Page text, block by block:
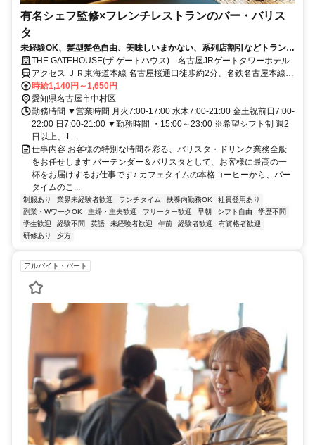
有名シェフ監修×フレンチレストランのバー・バリス
タ
未経験OK、髪型髪色自由、美味しいまかない、系列店割引などトランジ
ットならではの厚待遇♪丁寧な研修で安心してスタート！東京・表参道で
連日予約が埋まるモダンフレンチ『L’AS（ラス）』の兼子大輔シェフが
監修！名古屋JRゲートタワーホテル内のスタイリッシュなオールデイダ
イニング『THE GATEHOUSE』にて、こだわりのコーヒーと洗練された
サービスを提供しませんか？
THE GATEHOUSE(ザ ゲートハウス) 名古屋JRゲートタワーホテル
アクセス ＪＲ東海道本線 名古屋桜通口徒歩約2分、名鉄名古屋本線/
名鉄空港線 名鉄名古屋北改札口徒歩約3分、名古屋市営桜通線 国際セ
ンター（愛知県）4番口徒歩約9分 JR名古屋駅 直結
時給1,140円～1,650円
愛知県名古屋市中村区
勤務時間 ▼営業時間 月火7:00-17:00 水木7:00-21:00 金土祝前日7:00-
22:00 日7:00-21:00 ▼勤務時間 ・15:00～23:00 ※希望シフト制 週2
日以上、1...
仕事内容 お客様の特別な時間を彩る、バリスタ・ドリンク業務全般
をお任せします バーテンダー＆バリスタとして、お客様に最高の一
杯をお届けするお仕事です♪ カフェタイムの本格コーヒーから、バー
タイムのこ...
制服あり 業界未経験者歓迎 ランチタイム 扶養内勤務OK
社員登用あり
副業・WワークOK
主婦・主夫歓迎 フリーター歓迎 早朝 シフト自由
学歴不問
学生歓迎
経験不問 英語 未経験者歓迎 午前 経験者歓迎
有資格者歓迎
研修あり
夕方
アルバイト・パート